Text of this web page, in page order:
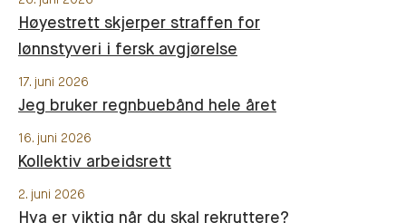
Høyestrett skjerper straffen for
lønnstyveri i fersk avgjørelse
17. juni 2026
Jeg bruker regnbuebånd hele året
16. juni 2026
Kollektiv arbeidsrett
2. juni 2026
Hva er viktig når du skal rekruttere?